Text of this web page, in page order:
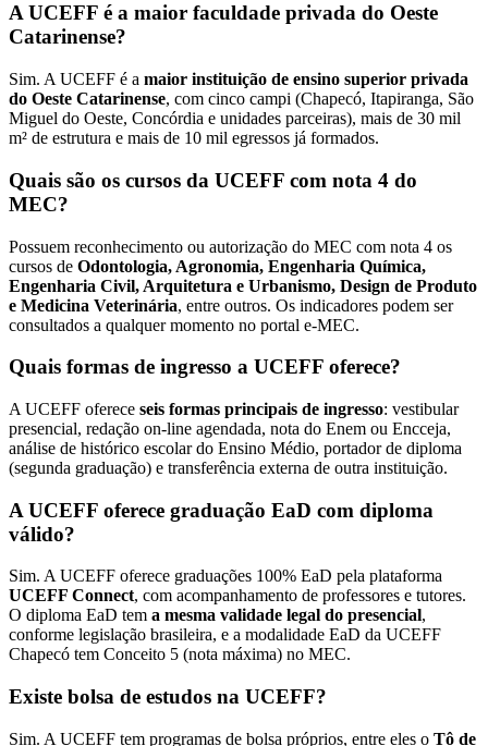
A UCEFF é a maior faculdade privada do Oeste
Catarinense?
Sim. A UCEFF é a maior instituição de ensino superior privada
do Oeste Catarinense, com cinco campi (Chapecó, Itapiranga, São
Miguel do Oeste, Concórdia e unidades parceiras), mais de 30 mil
m² de estrutura e mais de 10 mil egressos já formados.
Quais são os cursos da UCEFF com nota 4 do
MEC?
Possuem reconhecimento ou autorização do MEC com nota 4 os
cursos de Odontologia, Agronomia, Engenharia Química,
Engenharia Civil, Arquitetura e Urbanismo, Design de Produto
e Medicina Veterinária, entre outros. Os indicadores podem ser
consultados a qualquer momento no portal e-MEC.
Quais formas de ingresso a UCEFF oferece?
A UCEFF oferece seis formas principais de ingresso: vestibular
presencial, redação on-line agendada, nota do Enem ou Encceja,
análise de histórico escolar do Ensino Médio, portador de diploma
(segunda graduação) e transferência externa de outra instituição.
A UCEFF oferece graduação EaD com diploma
válido?
Sim. A UCEFF oferece graduações 100% EaD pela plataforma
UCEFF Connect, com acompanhamento de professores e tutores.
O diploma EaD tem a mesma validade legal do presencial,
conforme legislação brasileira, e a modalidade EaD da UCEFF
Chapecó tem Conceito 5 (nota máxima) no MEC.
Existe bolsa de estudos na UCEFF?
Sim. A UCEFF tem programas de bolsa próprios, entre eles o Tô de